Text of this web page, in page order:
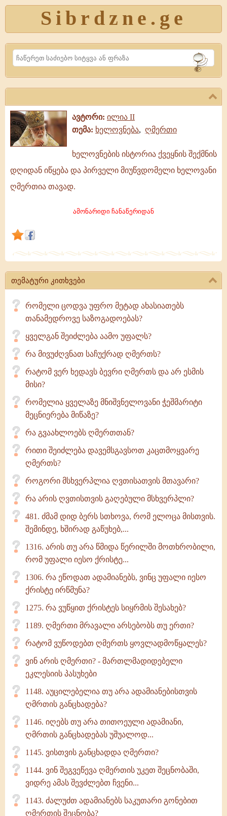
Sibrdzne.ge
Search
ავტორი: ილია II
თემა: ხელოვნება, ღმერთი
ხელოვნების
ისტორია
ქვეყნის
იწყება
და
პირველი
მიუწვდომელი
ხელოვანი
ღმერთია
თავად.
ხელოვნების ისტორია ქვეყნის შექმნის
დღიდან იწყება და პირველი მიუწვდომელი ხელოვანი
ღმერთია თავად.
ამონარიდი ჩანაწერიდან
თემატური კითხვები
რომელი ცოდვა უფრო მეტად ახასიათებს
თანამედროვე საზოგადოებას?
ყველგან შეიძლება აამო უფალს?
რა მივუძღვნათ საჩუქრად ღმერთს?
რატომ ვერ ხედავს ბევრი ღმერთს და არ ესმის
მისი?
რომელია ყველაზე მნიშვნელოვანი ჭეშმარიტი
მეცნიერება მიწაზე?
რა გვაახლოებს ღმერთთან?
რითი შეიძლება დავემსგავსოთ კაცთმოყვარე
ღმერთს?
როგორი მსხვერპლია ღვთისათვის მთავარი?
რა არის ღვთისთვის გაღებული მსხვერპლი?
481. ძმამ დიდ ბერს სთხოვა, რომ ელოცა მისთვის.
შემინდე, ხშირად გაწუხებ,...
1316. არის თუ არა წმიდა წერილში მოთხრობილი,
რომ უფალი იესო ქრისტე...
1306. რა ეწოდათ ადამიანებს, ვინც უფალი იესო
ქრისტე ირწმუნა?
1275. რა ვუწყით ქრისტეს სიყრმის შესახებ?
1189. ღმერთი მრავალი არსებობს თუ ერთი?
რატომ ვუწოდებთ ღმერთს ყოვლადმოწყალეს?
ვინ არის ღმერთი? - მართლმადიდებელი
ეკლესიის პასუხები
1148. აუცილებელია თუ არა ადამიანებისთვის
ღმრთის განცხადება?
1146. იღებს თუ არა თითოეული ადამიანი,
ღმრთის განცხადებას უშუალოდ...
1145. ვისთვის განცხადდა ღმერთი?
1144. ვინ შეგვეწევა ღმერთის უკეთ შეცნობაში,
ვიდრე ამას შევძლებთ ჩვენი...
1143. ძალუძთ ადამიანებს საკუთარი გონებით
ღმერთის შეცნობა?